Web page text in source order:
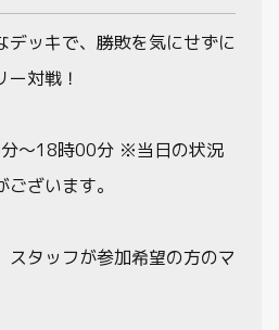
デッキで、勝敗を気にせずに
対戦！
～18時00分 ※当日の状況
ざいます。
スタッフが参加希望の方のマ